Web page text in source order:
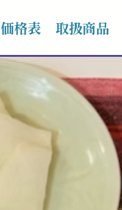
価格表 取扱商品